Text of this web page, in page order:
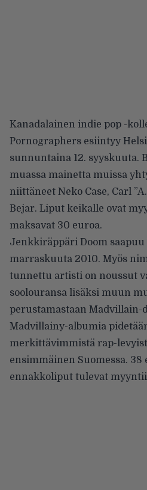
Kanadalainen indie pop -
Pornographers esiintyy
sunnuntaina 12. syyskuuta.
muassa mainetta muissa
niittäneet Neko Case, Carl
Bejar. Liput keikalle ovat
maksavat 30 euroa.
Jenkkiräppäri Doom
marraskuuta 2010. Myös
tunnettu artisti on noussut
soolouransa lisäksi muun
perustamastaan Madvillain-
Madvillainy-albumia
merkittävimmistä rap-
ensimmäinen Suomessa.
ennakkoliput tulevat